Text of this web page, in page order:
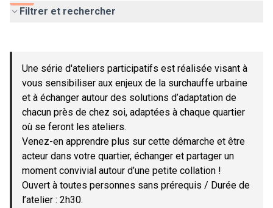
Filtrer et rechercher
−
Une série d'ateliers participatifs est réalisée visant à
vous sensibiliser aux enjeux de la surchauffe urbaine
et à échanger autour des solutions d’adaptation de
chacun près de chez soi, adaptées à chaque quartier
où se feront les ateliers.
Venez-en apprendre plus sur cette démarche et être
acteur dans votre quartier, échanger et partager un
moment convivial autour d’une petite collation !
Ouvert à toutes personnes sans prérequis / Durée de
l’atelier : 2h30.